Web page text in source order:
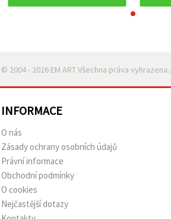
© 2004 - 2026 EM ART Všechna práva vyhrazena..
INFORMACE
O nás
Zásady ochrany osobních údajů
Právní informace
Obchodní podmínky
O cookies
Nejčastější dotazy